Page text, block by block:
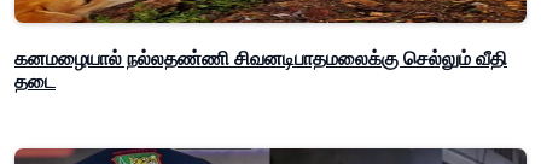
கனமழையால் நல்லதண்ணி சிவனடிபாதமலைக்கு செல்லும் வீதி
தடை